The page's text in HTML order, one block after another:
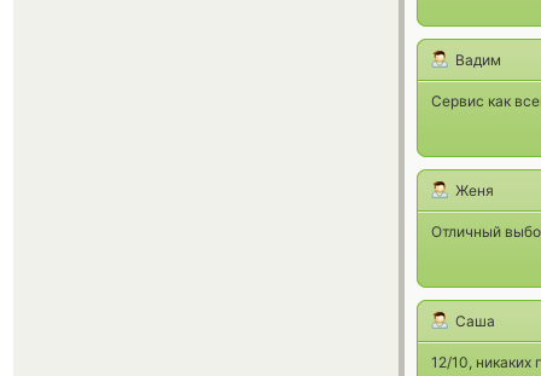
Вадим
Сервис как
Женя
Отличный
Саша
12/10,